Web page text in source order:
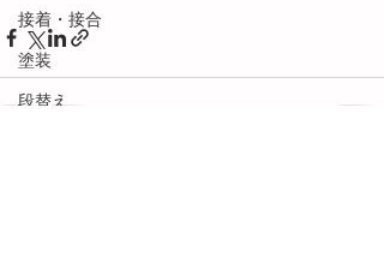
接着・接合
塗装
段替え